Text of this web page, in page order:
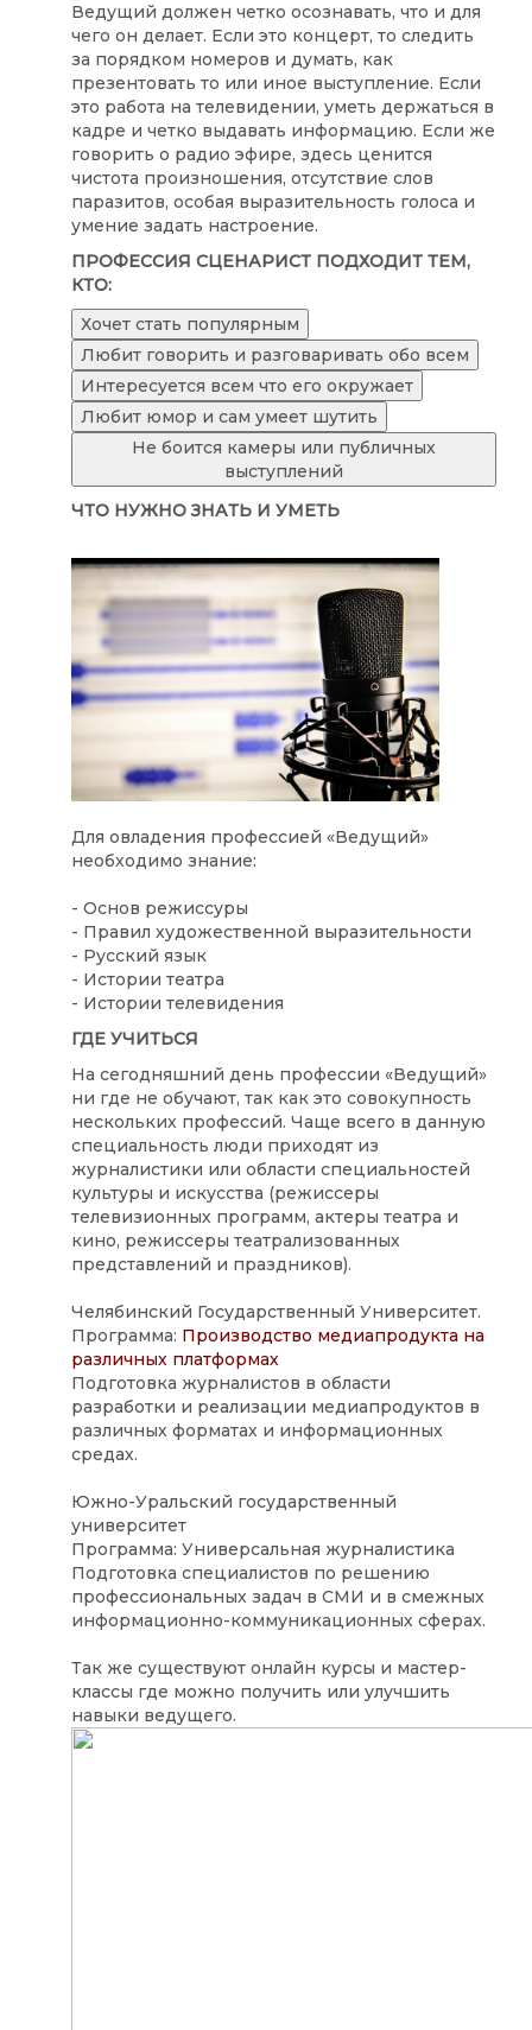
Ведущий должен четко осознавать, что и для
чего он делает. Если это концерт, то следить
за порядком номеров и думать, как
презентовать то или иное выступление. Если
это работа на телевидении, уметь держаться в
кадре и четко выдавать информацию. Если же
говорить о радио эфире, здесь ценится
чистота произношения, отсутствие слов
паразитов, особая выразительность голоса и
умение задать настроение.
ПРОФЕССИЯ СЦЕНАРИСТ ПОДХОДИТ ТЕМ,
КТО:
Хочет стать популярным
Любит говорить и разговаривать обо всем
Интересуется всем что его окружает
Любит юмор и сам умеет шутить
Не боится камеры или публичных
выступлений
ЧТО НУЖНО ЗНАТЬ И УМЕТЬ
Для овладения профессией «Ведущий»
необходимо знание:
- Основ режиссуры
- Правил художественной выразительности
- Русский язык
- Истории театра
- Истории телевидения
ГДЕ УЧИТЬСЯ
На сегодняшний день профессии «Ведущий»
ни где не обучают, так как это совокупность
нескольких профессий. Чаще всего в данную
специальность люди приходят из
журналистики или области специальностей
культуры и искусства (режиссеры
телевизионных программ, актеры театра и
кино, режиссеры театрализованных
представлений и праздников).
Челябинский Государственный Университет.
Программа: Производство медиапродукта на
различных платформах
Подготовка журналистов в области
разработки и реализации медиапродуктов в
различных форматах и информационных
средах.
Южно-Уральский государственный
университет
Программа: Универсальная журналистика
Подготовка специалистов по решению
профессиональных задач в СМИ и в смежных
информационно-коммуникационных сферах.
Так же существуют онлайн курсы и мастер-
классы где можно получить или улучшить
навыки ведущего.